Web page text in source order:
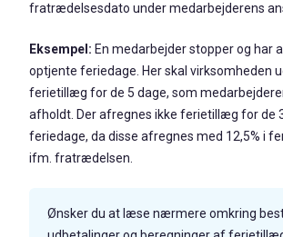
fratrædelsesdato under medarbejderens
Eksempel: En medarbejder stopper og har
optjente feriedage. Her skal virksomheden
ferietillæg for de 5 dage, som
afholdt. Der afregnes ikke ferietillæg for de
feriedage, da disse afregnes med 12,5% i
ifm. fratrædelsen.
Ønsker du at læse nærmere omkring